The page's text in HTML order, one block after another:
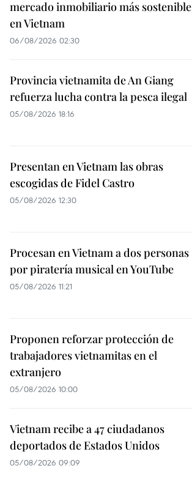
mercado inmobiliario más sostenible
en Vietnam
06/08/2026 02:30
Provincia vietnamita de An Giang
refuerza lucha contra la pesca ilegal
05/08/2026 18:16
Presentan en Vietnam las obras
escogidas de Fidel Castro
05/08/2026 12:30
Procesan en Vietnam a dos personas
por piratería musical en YouTube
05/08/2026 11:21
Proponen reforzar protección de
trabajadores vietnamitas en el
extranjero
05/08/2026 10:00
Vietnam recibe a 47 ciudadanos
deportados de Estados Unidos
05/08/2026 09:09